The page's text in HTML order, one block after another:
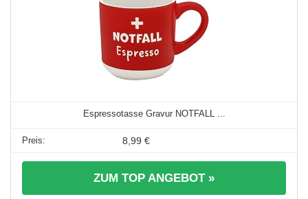
Espressotasse Gravur NOTFALL ...
8,99 €
ZUM TOP ANGEBOT »